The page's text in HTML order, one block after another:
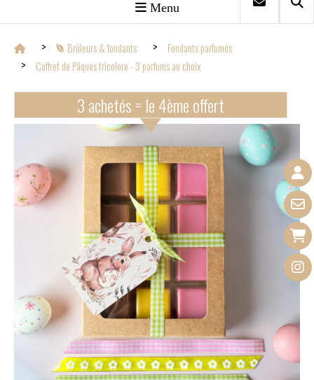
Menu
Brûleurs & fondants
Fondants parfumés
Coffret de Pâques tricolore - 3 parfums au choix
3 achetés = le 4ème offert